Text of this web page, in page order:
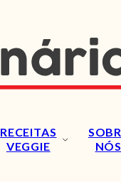
RECEITAS
VEGGIE
NÓS